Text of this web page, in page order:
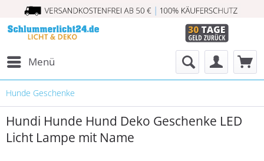
Menü
Hunde Geschenke
Hundi Hunde Hund Deko Geschenke LED
Licht Lampe mit Name